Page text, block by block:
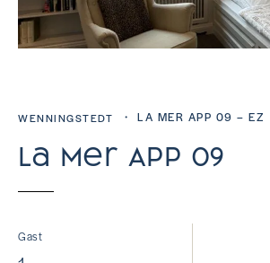
WENNINGSTEDT ・ LA MER APP 09 – EZ
La Mer App 09
Gast